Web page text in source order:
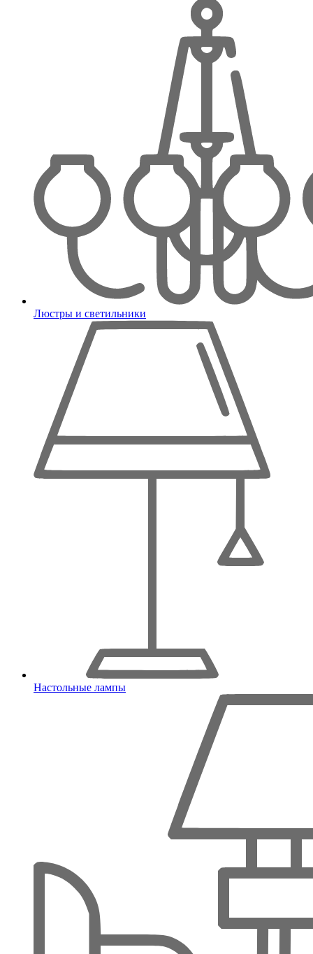
Люстры и светильники
Настольные лампы